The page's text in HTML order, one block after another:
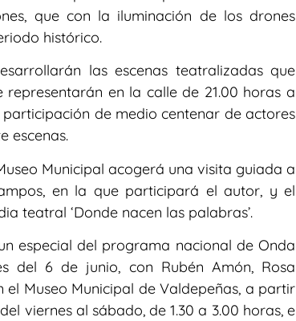
que con la iluminación de los drones
histórico.
las escenas teatralizadas que
en la calle de 21.00 horas a
de medio centenar de actores
escenas.
Municipal acogerá una visita guiada a
en la que participará el autor, y el
teatral ‘Donde nacen las palabras’.
especial del programa nacional de Onda
del 6 de junio, con Rubén Amón, Rosa
Museo Municipal de Valdepeñas, a partir
viernes al sábado, de 1.30 a 3.00 horas, e